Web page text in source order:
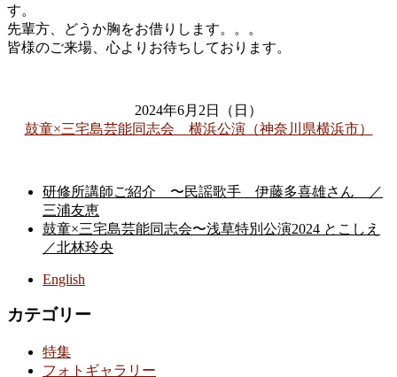
す。
先輩方、どうか胸をお借りします。。。
皆様のご来場、心よりお待ちしております。
2024年6月2日（日）
鼓童×三宅島芸能同志会 横浜公演（神奈川県横浜市）
研修所講師ご紹介 〜民謡歌手 伊藤多喜雄さん ／
三浦友恵
鼓童×三宅島芸能同志会〜浅草特別公演2024 とこしえ
／北林玲央
English
カテゴリー
特集
フォトギャラリー